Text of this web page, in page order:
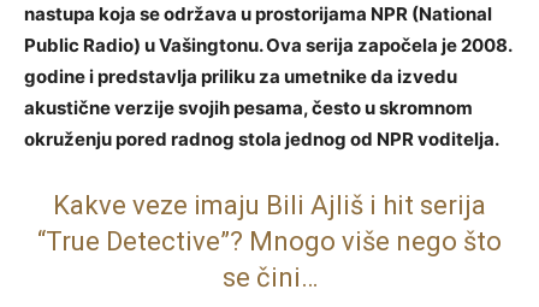
nastupa koja se održava u prostorijama NPR (National
Public Radio) u Vašingtonu. Ova serija započela je 2008.
godine i predstavlja priliku za umetnike da izvedu
akustične verzije svojih pesama, često u skromnom
okruženju pored radnog stola jednog od NPR voditelja.
Kakve veze imaju Bili Ajliš i hit serija
“True Detective”? Mnogo više nego što
se čini…